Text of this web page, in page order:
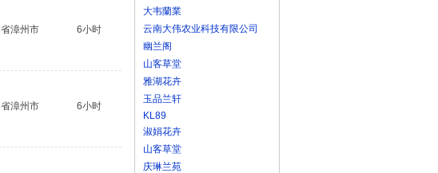
大韦蘭業
云南大伟农业科技有限公司
幽兰阁
山客草堂
雅湖花卉
玉品兰轩
KL89
淑娟花卉
山客草堂
庆琳兰苑
漳州市 6小时
漳州市 6小时